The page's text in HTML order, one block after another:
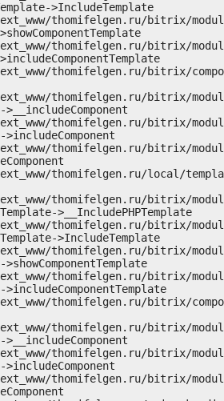
>IncludeTemplate
>__IncludePHPTemplate
>IncludeTemplate